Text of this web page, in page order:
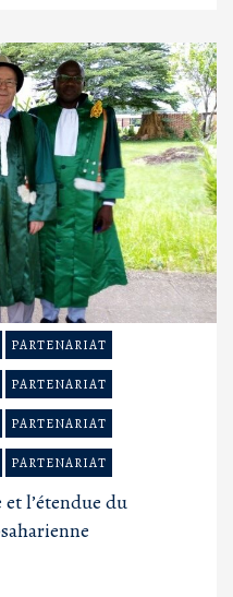
PARTENARIAT
PARTENARIAT
PARTENARIAT
PARTENARIAT
l’étendue du